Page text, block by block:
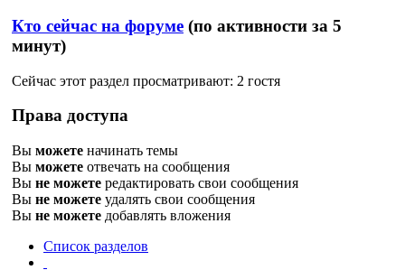
Кто сейчас на форуме (по активности за 5
минут)
Сейчас этот раздел просматривают: 2 гостя
Права доступа
Вы можете начинать темы
Вы можете отвечать на сообщения
Вы не можете редактировать свои сообщения
Вы не можете удалять свои сообщения
Вы не можете добавлять вложения
Список разделов